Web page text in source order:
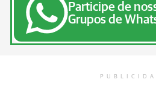
Participe de
Grupos de